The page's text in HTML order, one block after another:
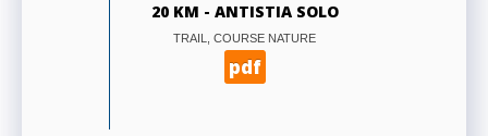
20 KM - ANTISTIA SOLO
TRAIL, COURSE NATURE
pdf